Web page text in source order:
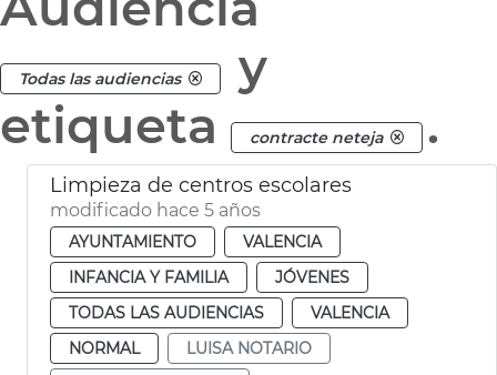
Todas las audiencias
y
etiqueta
contracte neteja .
Limpieza de centros escolares
modificado hace 5 años
AYUNTAMIENTO
VALENCIA
INFANCIA Y FAMILIA
JÓVENES
TODAS LAS AUDIENCIAS
VALENCIA
NORMAL
LUISA NOTARIO